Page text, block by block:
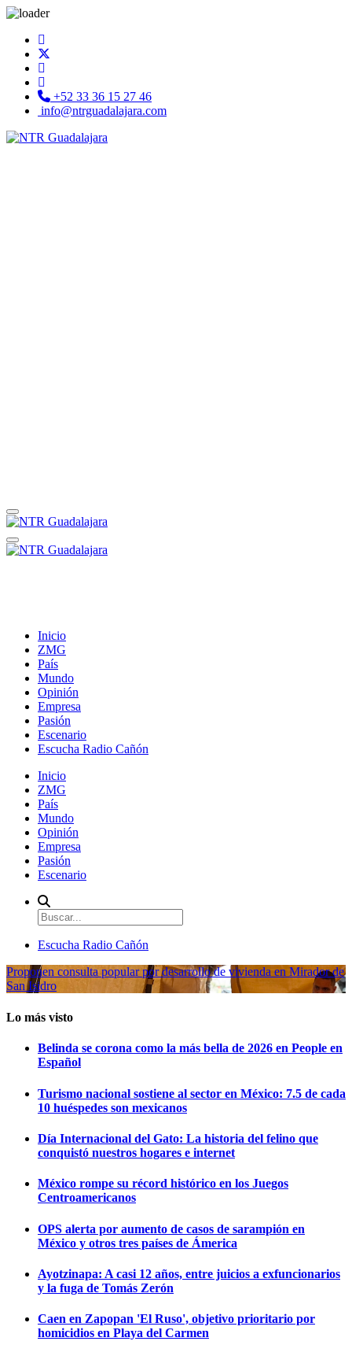
+52 33 36 15 27 46
info@ntrguadalajara.com
Inicio
ZMG
País
Mundo
Opinión
Empresa
Pasión
Escenario
Escucha Radio Cañón
Inicio
ZMG
País
Mundo
Opinión
Empresa
Pasión
Escenario
Escucha Radio Cañón
Proponen consulta popular por desarrollo de vivienda en Mirador de
San Isidro
Lo más visto
Belinda se corona como la más bella de 2026 en People en
Español
Turismo nacional sostiene al sector en México: 7.5 de cada
10 huéspedes son mexicanos
Día Internacional del Gato: La historia del felino que
conquistó nuestros hogares e internet
México rompe su récord histórico en los Juegos
Centroamericanos
OPS alerta por aumento de casos de sarampión en
México y otros tres países de Ámerica
Ayotzinapa: A casi 12 años, entre juicios a exfuncionarios
y la fuga de Tomás Zerón
Caen en Zapopan 'El Ruso', objetivo prioritario por
homicidios en Playa del Carmen